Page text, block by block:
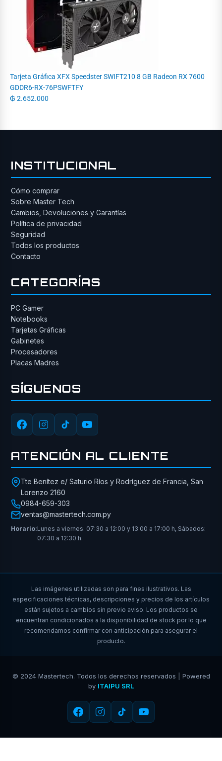
Tarjeta Gráfica XFX Speedster SWIFT210 8 GB Radeon RX 7600
GDDR6-RX-76PSWFTFY
₲ 2.652.000
INSTITUCIONAL
Cómo comprar
Sobre Master Tech
Cambios, Devoluciones y Garantías
Política de privacidad
Seguridad
Todos los productos
Contacto
CATEGORÍAS
PC Gamer
Notebooks
Tarjetas Gráficas
Gabinetes
Procesadores
Placas Madres
SÍGUENOS
ATENCIÓN AL CLIENTE
Tte Benítez e/ Saturio Ríos y Rodríguez de Francia, San
Lorenzo 2160
0984-659-303
ventas@mastertech.com.py
Horario:Lunes a viernes: 07:30 a 12:00 y 13:00 a 17:00 h, Sábados:
07:30 a 12:30 h.
Las imágenes utilizadas son para fines ilustrativos. Las
especificaciones técnicas, descripciones y precios de los artículos
están sujetos a cambios sin previo aviso. Los productos se
encuentran condicionados a la disponibilidad de stock por lo que
recomendamos confirmar con anticipación para asegurar el
producto.
© 2024 Mastertech. Todos los derechos reservados | Powered
by ITAIPU SRL